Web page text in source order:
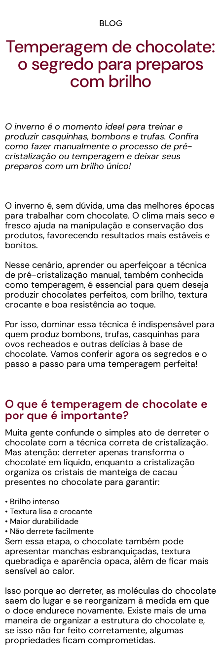
BLOG
Temperagem de chocolate:
o segredo para preparos
com brilho
O inverno é o momento ideal para treinar e
produzir casquinhas, bombons e trufas. Confira
como fazer manualmente o processo de pré-
cristalização ou temperagem e deixar seus
preparos com um brilho único!
O inverno é, sem dúvida, uma das melhores épocas
para trabalhar com chocolate. O clima mais seco e
fresco ajuda na manipulação e conservação dos
produtos, favorecendo resultados mais estáveis e
bonitos.
Nesse cenário, aprender ou aperfeiçoar a técnica
de pré-cristalização manual, também conhecida
como temperagem, é essencial para quem deseja
produzir chocolates perfeitos, com brilho, textura
crocante e boa resistência ao toque.
Por isso, dominar essa técnica é indispensável para
quem produz bombons, trufas, casquinhas para
ovos recheados e outras delícias à base de
chocolate. Vamos conferir agora os segredos e o
passo a passo para uma temperagem perfeita!
O que é temperagem de chocolate e
por que é importante?
Muita gente confunde o simples ato de derreter o
chocolate com a técnica correta de cristalização.
Mas atenção: derreter apenas transforma o
chocolate em líquido, enquanto a cristalização
organiza os cristais de manteiga de cacau
presentes no chocolate para garantir:
• Brilho intenso
• Textura lisa e crocante
• Maior durabilidade
• Não derrete facilmente
Sem essa etapa, o chocolate também pode
apresentar manchas esbranquiçadas, textura
quebradiça e aparência opaca, além de ficar mais
sensível ao calor.
Isso porque ao derreter, as moléculas do chocolate
saem do lugar e se reorganizam à medida em que
o doce endurece novamente. Existe mais de uma
maneira de organizar a estrutura do chocolate e,
se isso não for feito corretamente, algumas
propriedades ficam comprometidas.